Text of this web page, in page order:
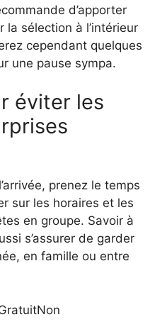
d’apporter
sélection à l’intérieur
cependant quelques
une pause sympa.
éviter les
prenez le temps
sur les horaires et les
en groupe. Savoir à
s’assurer de garder
en famille ou entre